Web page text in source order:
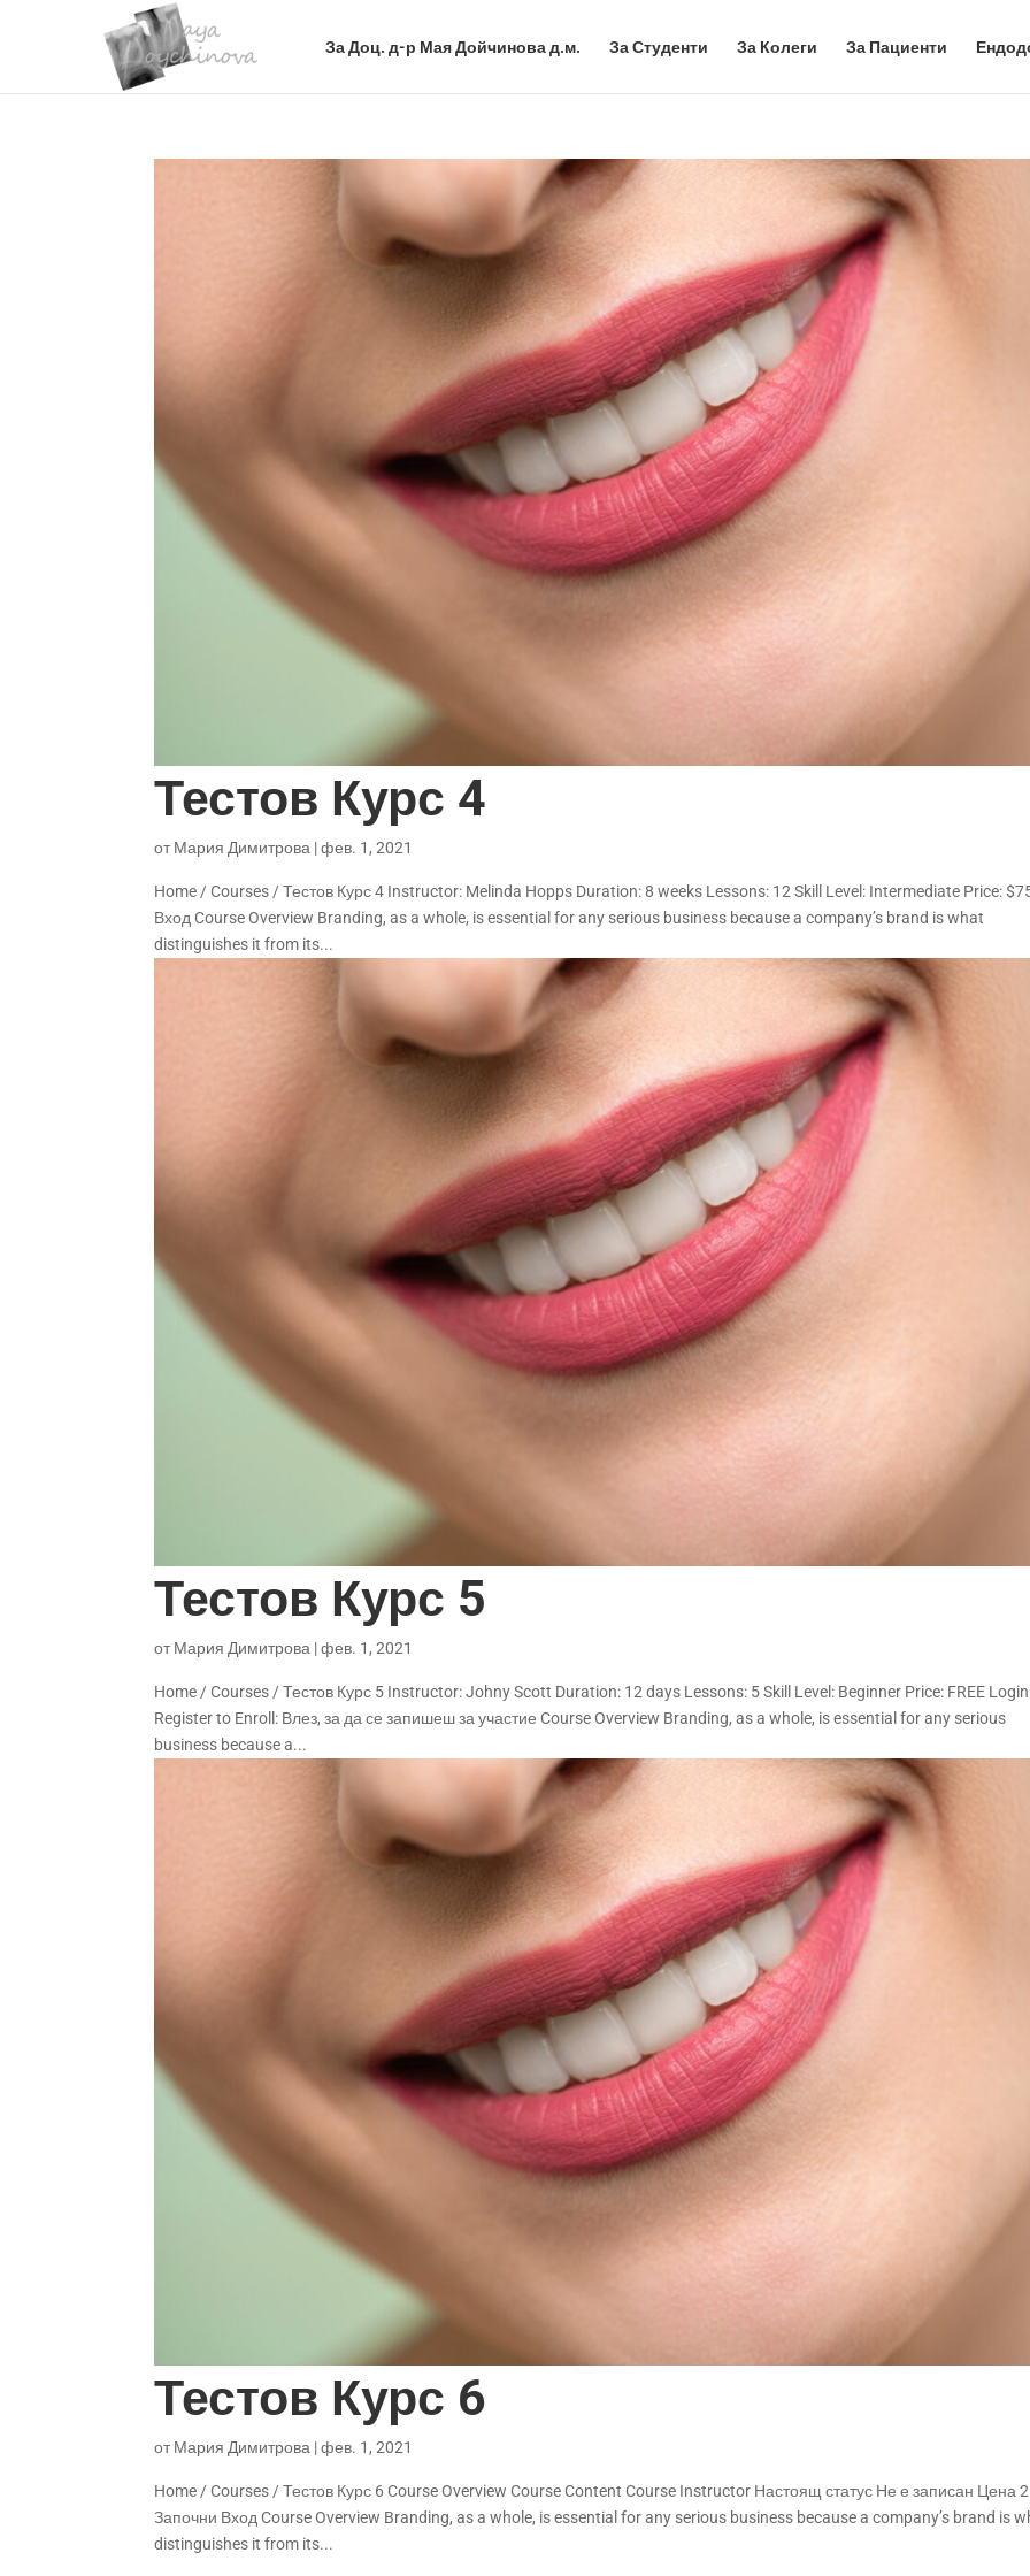
За Доц. д-р Мая Дойчинова д.м. За Студенти За Колеги За Пациенти
Тестов Курс 4
от Мария Димитрова |фев. 1, 2021
Home / Courses / Тестов Курс 4 Instructor: Melinda Hopps Duration: 8 weeks Lessons: 12 Skill Level: Intermediate Price:
Вход Course Overview Branding, as a whole, is essential for any serious business because a company’s brand is what
distinguishes it from its...
Тестов Курс 5
от Мария Димитрова |фев. 1, 2021
Home / Courses / Тестов Курс 5 Instructor: Johny Scott Duration: 12 days Lessons: 5 Skill Level: Beginner Price: FREE
Register to Enroll: Влез, за да се запишеш за участие Course Overview Branding, as a whole, is essential for any serious
business because a...
Тестов Курс 6
от Мария Димитрова |фев. 1, 2021
Home / Courses / Тестов Курс 6 Course Overview Course Content Course Instructor Настоящ статус Не е записан Цена
Започни Вход Course Overview Branding, as a whole, is essential for any serious business because a company’s brand is
distinguishes it from its...